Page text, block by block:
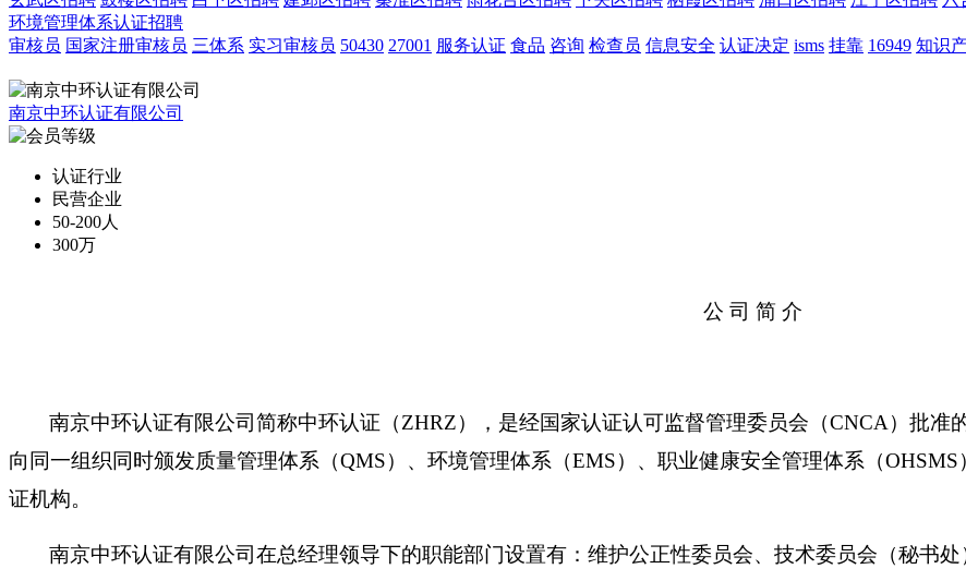
环境管理体系认证招聘
审核员 国家注册审核员 三体系 实习审核员 50430 27001 服务认证 食品 咨询 检查员 信息安全 认证决定 isms 挂靠 16949 知识
南京中环认证有限公司
认证行业
民营企业
50-200人
300万
公 司 简 介
南京中环认证有限公司简称中环认证（ZHRZ），是经国家认证认可监督管理委员会（CNCA ）批准
向同一组织同时颁发质量管理体系（QMS）、环境管理体系（EMS）、职业健康安全管理体系（OHSMS
证机构。
南京中环认证有限公司在总经理领导下的职能部门设置有：维护公正性委员会、技术委员会（秘书